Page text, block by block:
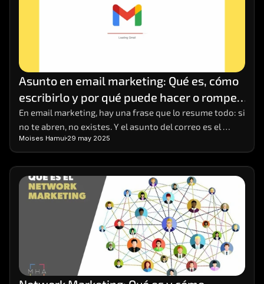
Asunto en email marketing: Qué es, cómo
escribirlo y por qué puede hacer o romper
tu campaña
En email marketing, hay una frase que lo resume todo: si
no te abren, no existes. Y el asunto del correo es el
primer (y a veces único) punto de contacto que tienes
para captar la atención del lector. Puede parecer una
línea de texto más, pero es el anzuelo que decide si el
mensaje será ignorado, eliminado o abierto con interés.
Moises Hamui 29 may 2025